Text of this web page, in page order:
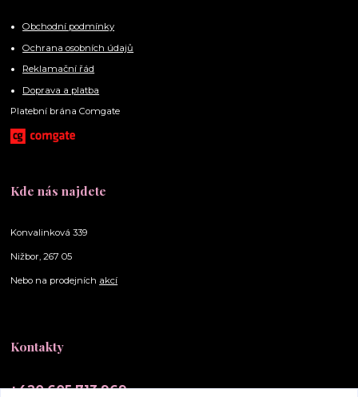
Obchodní podmínky
Ochrana osobních údajů
Reklamační řád
Doprava a platba
Platební brána Comgate
Kde nás najdete
Konvalinková 339
Nižbor, 267 05
Nebo na prodejních akcí
Kontakty
+420 605 713 969